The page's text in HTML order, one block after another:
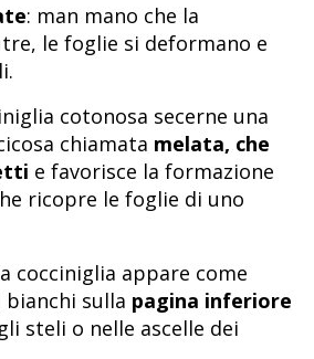
: man mano che la
le foglie si deformano e
cotonosa secerne una
chiamata melata, che
e favorisce la formazione
ricopre le foglie di uno
cocciniglia appare come
sulla pagina inferiore
steli o nelle ascelle dei